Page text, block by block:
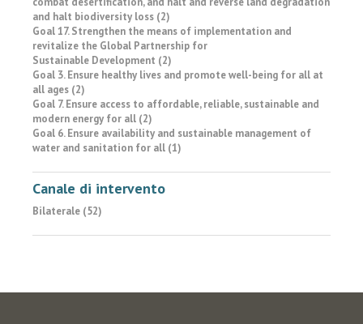
and halt biodiversity loss (2)
Goal 17. Strengthen the means of implementation and
revitalize the Global Partnership for
Sustainable Development (2)
Goal 3. Ensure healthy lives and promote well-being for all at
all ages (2)
Goal 7. Ensure access to affordable, reliable, sustainable and
modern energy for all (2)
Goal 6. Ensure availability and sustainable management of
water and sanitation for all (1)
Canale di intervento
Bilaterale (52)